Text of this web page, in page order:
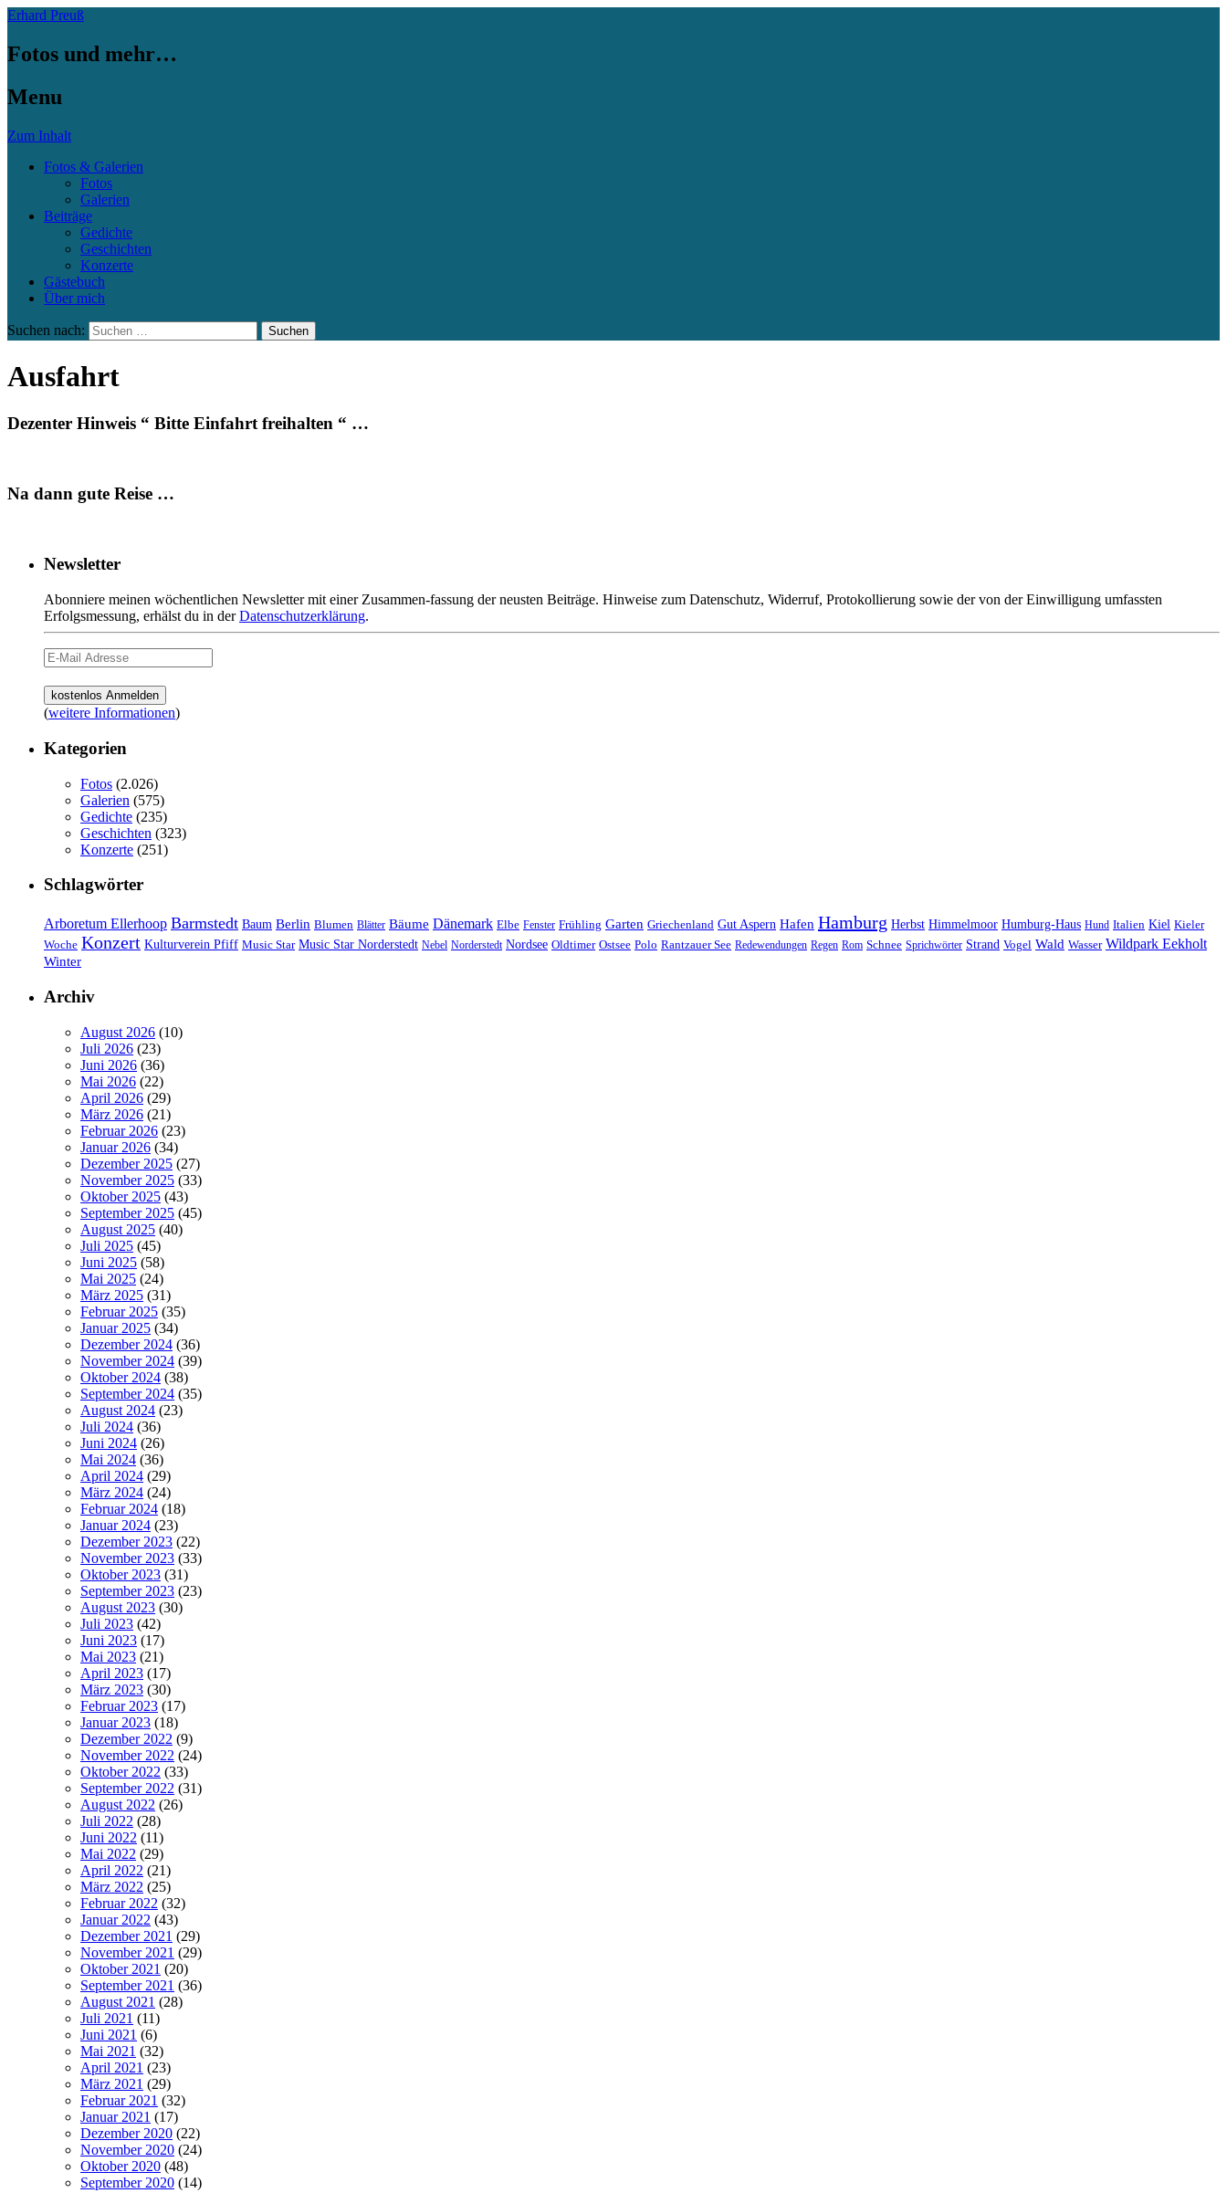
Erhard Preuß
Fotos und mehr…
Menu
Zum Inhalt
Fotos & Galerien
Fotos
Galerien
Beiträge
Gedichte
Geschichten
Konzerte
Gästebuch
Über mich
Suchen nach:
Ausfahrt
Dezenter Hinweis “ Bitte Einfahrt freihalten “ …
Na dann gute Reise …
Newsletter
Abonniere meinen wöchentlichen Newsletter mit einer Zusammen-fassung der neusten Beiträge. Hinweise zum Datenschutz, Widerruf, Protokollierung sowie der von der Einwilligung umfassten
Erfolgsmessung, erhälst du in derDatenschutzerklärung.
(weitere Informationen)
Kategorien
Fotos (2.026)
Galerien (575)
Gedichte (235)
Geschichten (323)
Konzerte (251)
Schlagwörter
Arboretum Ellerhoop Barmstedt Baum Berlin Blumen Blätter Bäume Dänemark Elbe Fenster Frühling Garten Griechenland Gut Aspern Hafen Hamburg Herbst Himmelmoor Humburg-Haus Hund Italien Kiel Kieler
Woche Konzert Kulturverein Pfiff Music Star Music Star Norderstedt Nebel Norderstedt Nordsee Oldtimer Ostsee Polo Rantzauer See Redewendungen Regen Rom Schnee Sprichwörter Strand Vogel Wald Wasser Wildpark Eekholt
Winter
Archiv
August 2026 (10)
Juli 2026 (23)
Juni 2026 (36)
Mai 2026 (22)
April 2026 (29)
März 2026 (21)
Februar 2026 (23)
Januar 2026 (34)
Dezember 2025 (27)
November 2025 (33)
Oktober 2025 (43)
September 2025 (45)
August 2025 (40)
Juli 2025 (45)
Juni 2025 (58)
Mai 2025 (24)
März 2025 (31)
Februar 2025 (35)
Januar 2025 (34)
Dezember 2024 (36)
November 2024 (39)
Oktober 2024 (38)
September 2024 (35)
August 2024 (23)
Juli 2024 (36)
Juni 2024 (26)
Mai 2024 (36)
April 2024 (29)
März 2024 (24)
Februar 2024 (18)
Januar 2024 (23)
Dezember 2023 (22)
November 2023 (33)
Oktober 2023 (31)
September 2023 (23)
August 2023 (30)
Juli 2023 (42)
Juni 2023 (17)
Mai 2023 (21)
April 2023 (17)
März 2023 (30)
Februar 2023 (17)
Januar 2023 (18)
Dezember 2022 (9)
November 2022 (24)
Oktober 2022 (33)
September 2022 (31)
August 2022 (26)
Juli 2022 (28)
Juni 2022 (11)
Mai 2022 (29)
April 2022 (21)
März 2022 (25)
Februar 2022 (32)
Januar 2022 (43)
Dezember 2021 (29)
November 2021 (29)
Oktober 2021 (20)
September 2021 (36)
August 2021 (28)
Juli 2021 (11)
Juni 2021 (6)
Mai 2021 (32)
April 2021 (23)
März 2021 (29)
Februar 2021 (32)
Januar 2021 (17)
Dezember 2020 (22)
November 2020 (24)
Oktober 2020 (48)
September 2020 (14)